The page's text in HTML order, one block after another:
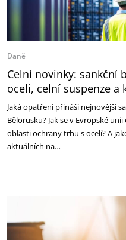
Daně
Celní novinky: sankční
oceli, celní suspenze a
Jaká opatření přináší nejnovější
Bělorusku? Jak se v Evropské
oblasti ochrany trhu s ocelí? A
aktuálních na…